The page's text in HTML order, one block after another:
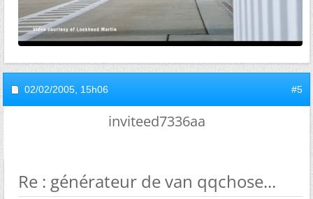
02/02/2005, 15h06 #5
inviteed7336aa
Re : générateur de van qqchose...